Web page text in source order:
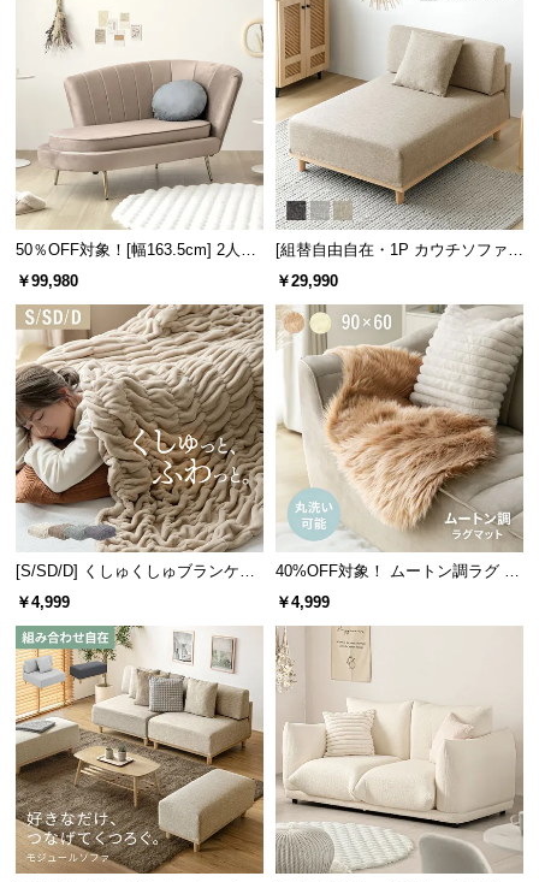
型
商
送
に
つ
い
て
小
型
商
品
の
配
送
に
つ
い
て
開
梱
設
置
サ
ー
ビ
ス
に
50％OFF対象！[幅163.5cm] 2人掛
けソファ
￥99,980
[組替自由自在・1P カウチソファ]
モジュールソファ アームレス 天然
木脚 洗えるカバー
￥29,990
[S/SD/D] くしゅくしゅブランケッ
トフランネルタイプ
￥4,999
40%OFF対象！ ムートン調ラグ 90
×60cm
￥4,999